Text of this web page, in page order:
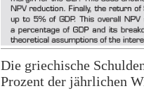
Die griechische
Prozent der jährlichen